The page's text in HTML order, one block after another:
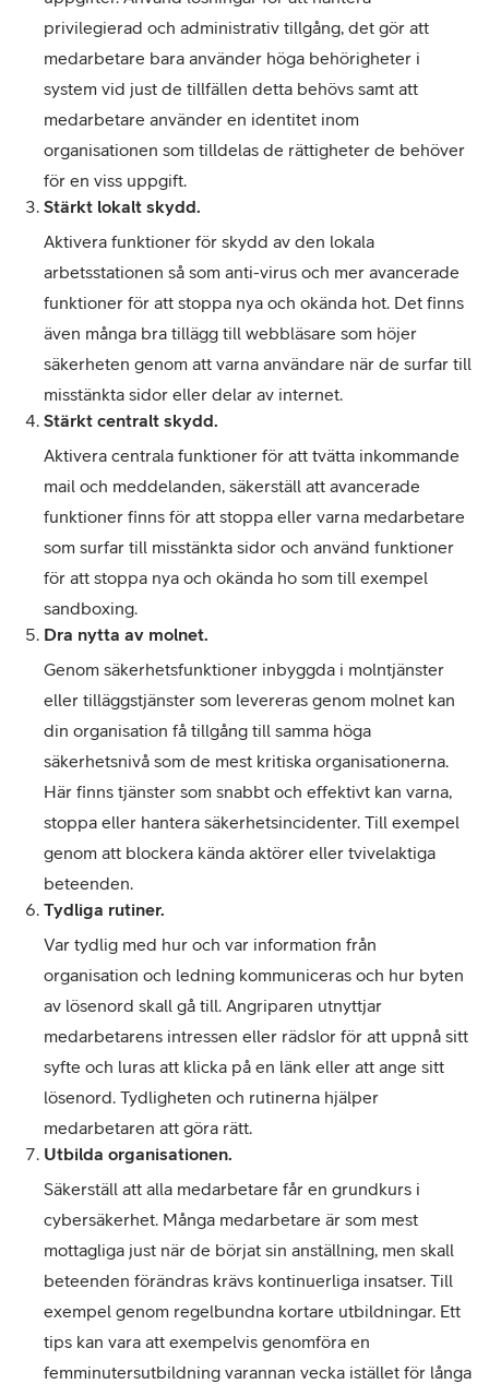
privilegierad och administrativ tillgång, det gör att
medarbetare bara använder höga behörigheter i
system vid just de tillfällen detta behövs samt att
medarbetare använder en identitet inom
organisationen som tilldelas de rättigheter de behöver
för en viss uppgift.
Stärkt lokalt skydd.
Aktivera funktioner för skydd av den lokala
arbetsstationen så som anti-virus och mer avancerade
funktioner för att stoppa nya och okända hot. Det finns
även många bra tillägg till webbläsare som höjer
säkerheten genom att varna användare när de surfar till
misstänkta sidor eller delar av internet.
Stärkt centralt skydd.
Aktivera centrala funktioner för att tvätta inkommande
mail och meddelanden, säkerställ att avancerade
funktioner finns för att stoppa eller varna medarbetare
som surfar till misstänkta sidor och använd funktioner
för att stoppa nya och okända ho som till exempel
sandboxing.
Dra nytta av molnet.
Genom säkerhetsfunktioner inbyggda i molntjänster
eller tilläggstjänster som levereras genom molnet kan
din organisation få tillgång till samma höga
säkerhetsnivå som de mest kritiska organisationerna.
Här finns tjänster som snabbt och effektivt kan varna,
stoppa eller hantera säkerhetsincidenter. Till exempel
genom att blockera kända aktörer eller tvivelaktiga
beteenden.
Tydliga rutiner.
Var tydlig med hur och var information från
organisation och ledning kommuniceras och hur byten
av lösenord skall gå till. Angriparen utnyttjar
medarbetarens intressen eller rädslor för att uppnå sitt
syfte och luras att klicka på en länk eller att ange sitt
lösenord. Tydligheten och rutinerna hjälper
medarbetaren att göra rätt.
Utbilda organisationen.
Säkerställ att alla medarbetare får en grundkurs i
cybersäkerhet. Många medarbetare är som mest
mottagliga just när de börjat sin anställning, men skall
beteenden förändras krävs kontinuerliga insatser. Till
exempel genom regelbundna kortare utbildningar. Ett
tips kan vara att exempelvis genomföra en
femminutersutbildning varannan vecka istället för långa